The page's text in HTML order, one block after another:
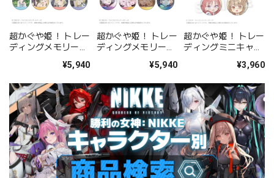
超かぐや姫！ トレー
ディングメモリーズ
¥5,940
超かぐや姫！ トレー
ディングメモリーズ
¥5,940
超かぐや姫！ トレー
ディングミニキャラ
¥3,960